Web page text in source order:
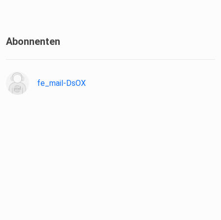
Abonnenten
fe_mail-DsOX